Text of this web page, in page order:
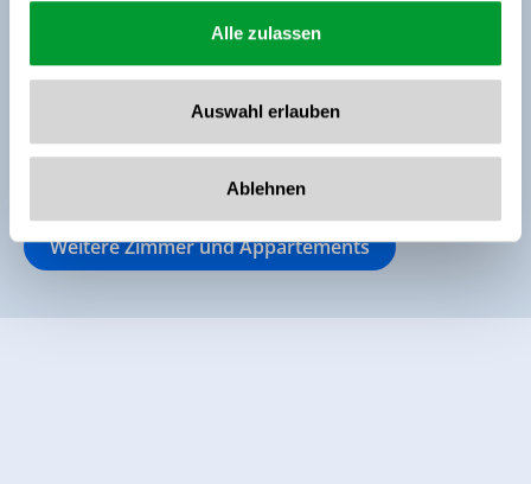
Alle zulassen
Auswahl erlauben
Ablehnen
Zur Buchung
Weitere Zimmer und Appartements